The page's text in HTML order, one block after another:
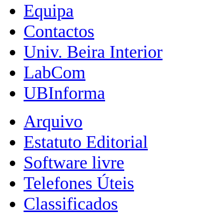
Equipa
Contactos
Univ. Beira Interior
LabCom
UBInforma
Arquivo
Estatuto Editorial
Software livre
Telefones Úteis
Classificados